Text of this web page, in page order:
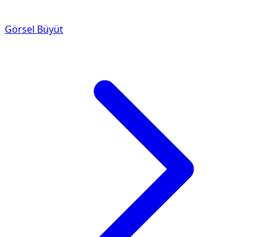
Görsel Büyüt